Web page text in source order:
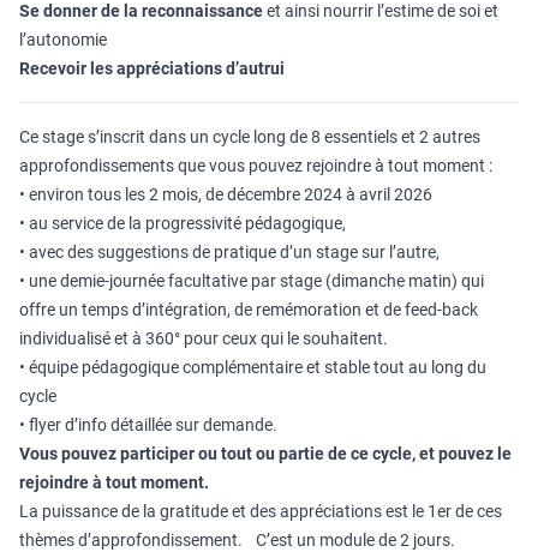
Se donner de la reconnaissanceet ainsi nourrir l’estime de soi et
l’autonomie
Recevoir les appréciations d’autrui
Ce stage s’inscrit dans un cycle long de 8 essentiels et 2 autres
approfondissements que vous pouvez rejoindre à tout moment :
• environ tous les 2 mois, de décembre 2024 à avril 2026
• au service de la progressivité pédagogique,
• avec des suggestions de pratique d’un stage sur l’autre,
• une demie-journée facultative par stage (dimanche matin) qui
offre un temps d’intégration, de remémoration et de feed-back
individualisé et à 360° pour ceux qui le souhaitent.
• équipe pédagogique complémentaire et stable tout au long du
cycle
• flyer d’info détaillée sur demande.
Vous pouvez participer ou tout ou partie de ce cycle, et pouvez le
rejoindre à tout moment.
La puissance de la gratitude et des appréciations est le 1er de ces
thèmes d’approfondissement. C’est un module de 2 jours.